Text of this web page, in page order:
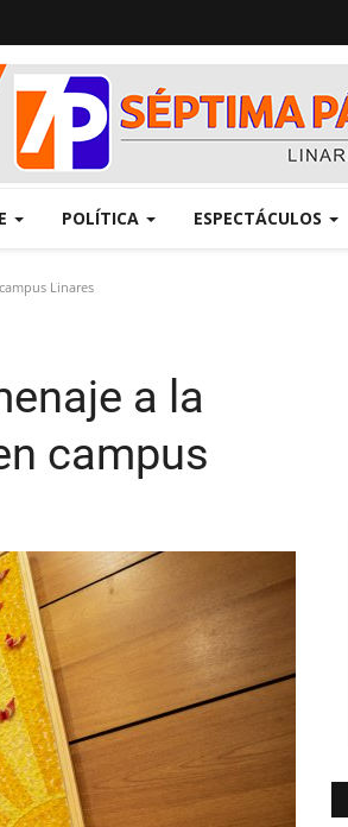
POLÍTICA ESPECTÁCULOS
Linares
a la
campus